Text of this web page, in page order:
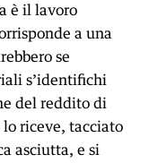
è il lavoro
a una
se
s’identifichi
del reddito di
riceve, tacciato
asciutta, e si